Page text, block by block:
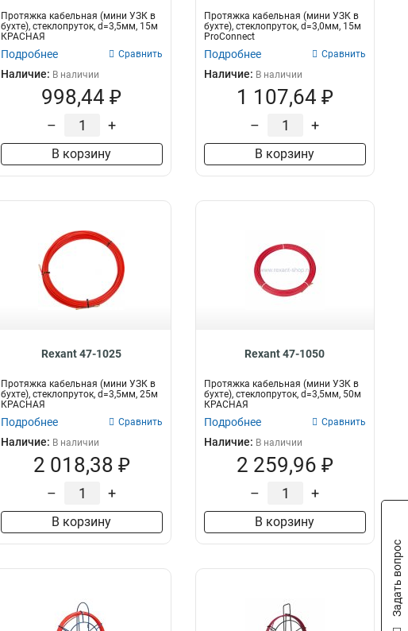
Протяжка кабельная (мини УЗК в
бухте), стеклопруток, d=3,5мм, 15м
КРАСНАЯ
Подробнее Сравнить
Наличие: В наличии
998,44 ₽
– +
В корзину
Протяжка кабельная (мини УЗК в
бухте), стеклопруток, d=3,0мм, 15м
ProConnect
Подробнее Сравнить
Наличие: В наличии
1 107,64 ₽
– +
В корзину
Rexant 47-1025
Протяжка кабельная (мини УЗК в
бухте), стеклопруток, d=3,5мм, 25м
КРАСНАЯ
Подробнее Сравнить
Наличие: В наличии
2 018,38 ₽
– +
В корзину
Rexant 47-1050
Протяжка кабельная (мини УЗК в
бухте), стеклопруток, d=3,5мм, 50м
КРАСНАЯ
Подробнее Сравнить
Наличие: В наличии
2 259,96 ₽
– +
В корзину
Задать вопрос